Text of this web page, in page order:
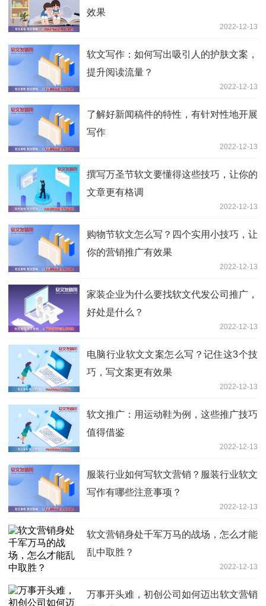
效果
2022-12-13
软文写作：如何写出吸引人的护肤文案，
提升阅读流量？
2022-12-13
了解好新闻稿件的特性，有针对性地开展
写作
2022-12-13
撰写万圣节软文要懂得这些技巧，让你的
文章更有格调
2022-12-13
购物节软文怎么写？四个实用小技巧，让
你的营销推广有效果
2022-12-13
家装企业为什么要找软文代发公司推广，
好处是什么？
2022-12-13
电脑行业软文文案怎么写？记住这3个技
巧，写文案更有效果
2022-12-13
软文推广：用运动鞋为例，这些推广技巧
值得借鉴
2022-12-13
服装行业如何写软文营销？服装行业软文
写作有哪些注意事项？
2022-12-13
软文营销身处千军万马的战场，怎么才能
乱中取胜？
2022-12-13
万事开头难，初创公司如何迈出软文营销